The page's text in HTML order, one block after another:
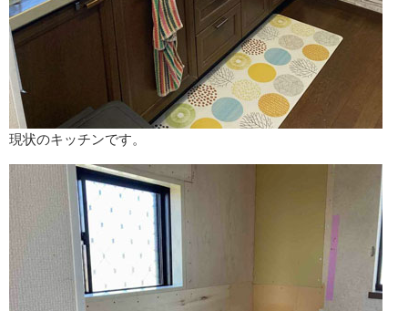
現状のキッチンです。